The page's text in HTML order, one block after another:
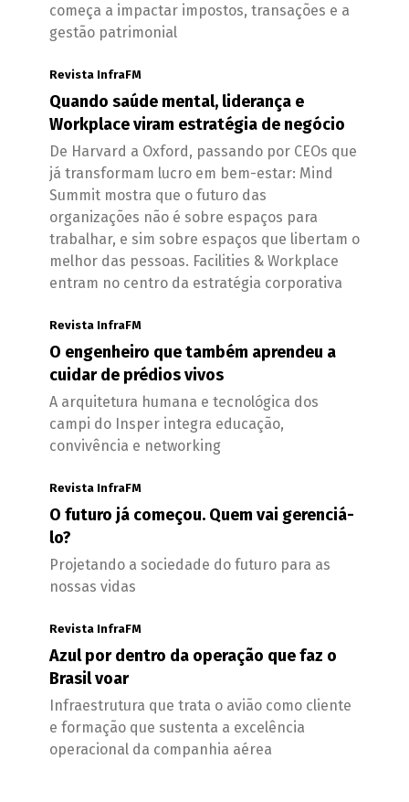
começa a impactar impostos, transações e a
gestão patrimonial
Revista InfraFM
Quando saúde mental, liderança e
Workplace viram estratégia de negócio
De Harvard a Oxford, passando por CEOs que
já transformam lucro em bem-estar: Mind
Summit mostra que o futuro das
organizações não é sobre espaços para
trabalhar, e sim sobre espaços que libertam o
melhor das pessoas. Facilities & Workplace
entram no centro da estratégia corporativa
Revista InfraFM
O engenheiro que também aprendeu a
cuidar de prédios vivos
A arquitetura humana e tecnológica dos
campi do Insper integra educação,
convivência e networking
Revista InfraFM
O futuro já começou. Quem vai gerenciá-
lo?
Projetando a sociedade do futuro para as
nossas vidas
Revista InfraFM
Azul por dentro da operação que faz o
Brasil voar
Infraestrutura que trata o avião como cliente
e formação que sustenta a excelência
operacional da companhia aérea